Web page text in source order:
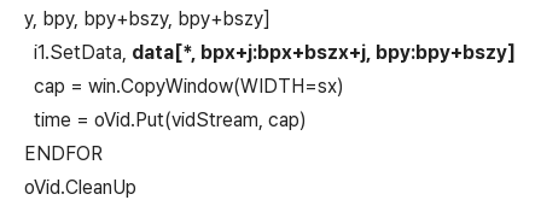
y, bpy, bpy+bszy, bpy+bszy]
i1.SetData, data[*, bpx+j:bpx+bszx+j, bpy:bpy+bszy]
cap = win.CopyWindow(WIDTH=sx)
time = oVid.Put(vidStream, cap)
ENDFOR
oVid.CleanUp